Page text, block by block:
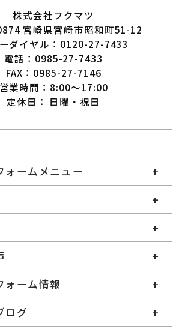
株式会社フクマツ
宮崎県宮崎市昭和町51-12
ダイヤル：0120-27-7433
電話：0985-27-7433
FAX：0985-27-7146
営業時間：8:00～17:00
定休日： 日曜・祝日
ォームメニュー
ォーム情報
ログ